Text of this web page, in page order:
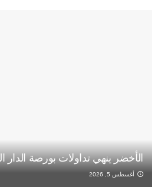
الأخضر ينهي تداولات بورصة الدار
أغسطس 5, 2026